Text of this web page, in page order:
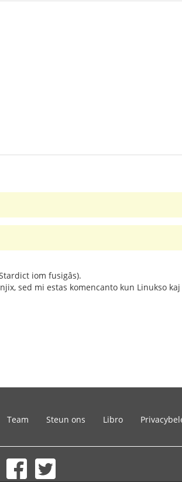
iom fusigâs).
sed mi estas komencanto kun Linukso
Team Steun ons Libro